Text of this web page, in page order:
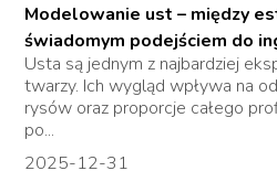
Modelowanie ust – między
świadomym podejściem do
Usta są jednym z najbardziej
twarzy. Ich wygląd wpływa na
rysów oraz proporcje całego
po...
2025-12-31